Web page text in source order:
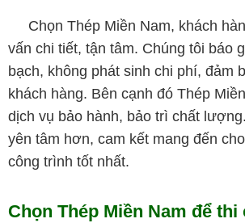
Chọn Thép Miền Nam, khách
vấn chi tiết, tận tâm. Chúng tôi báo
bạch, không phát sinh chi phí, đảm
khách hàng. Bên cạnh đó Thép
dịch vụ bảo hành, bảo trì chất
yên tâm hơn, cam kết mang đến
công trình tốt nhất.
Chọn Thép Miền Nam để thi